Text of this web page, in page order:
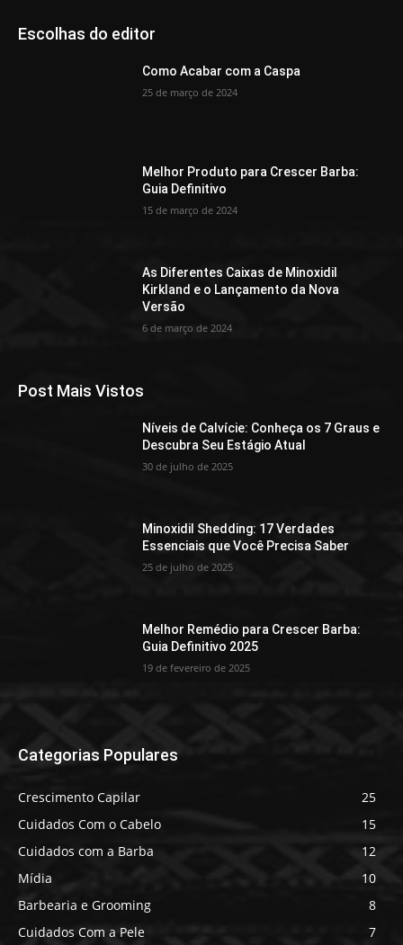
Escolhas do editor
Como Acabar com a Caspa
25 de março de 2024
Melhor Produto para Crescer Barba:
Guia Definitivo
15 de março de 2024
As Diferentes Caixas de Minoxidil
Kirkland e o Lançamento da Nova
Versão
6 de março de 2024
Post Mais Vistos
Níveis de Calvície: Conheça os 7 Graus e
Descubra Seu Estágio Atual
30 de julho de 2025
Minoxidil Shedding: 17 Verdades
Essenciais que Você Precisa Saber
25 de julho de 2025
Melhor Remédio para Crescer Barba:
Guia Definitivo 2025
19 de fevereiro de 2025
Categorias Populares
Crescimento Capilar
25
Cuidados Com o Cabelo
15
Cuidados com a Barba
12
Mídia
10
Barbearia e Grooming
8
Cuidados Com a Pele
7